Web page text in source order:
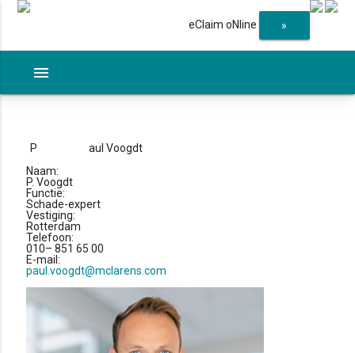
eClaim oNline »
menu
P
aul Voogdt
Naam:
P. Voogdt
Functie:
Schade-expert
Vestiging:
Rotterdam
Telefoon:
010– 851 65 00
E-mail:
paul.voogdt@mclarens.com